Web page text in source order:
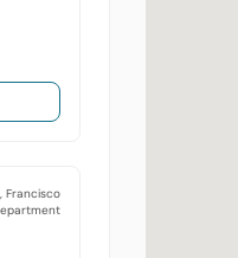
Francisco